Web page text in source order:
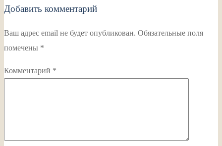
Добавить комментарий
Ваш адрес email не будет опубликован. Обязательные поля
помечены *
Комментарий *